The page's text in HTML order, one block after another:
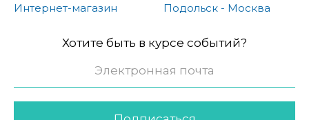
Интернет-магазин
Подольск - Москва
Хотите быть в курсе событий?